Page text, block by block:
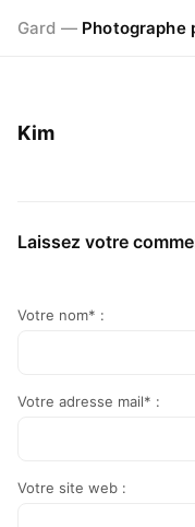
Gard — Photographe
Kim
Laissez votre
Votre nom* :
Votre adresse mail* :
Votre site web :